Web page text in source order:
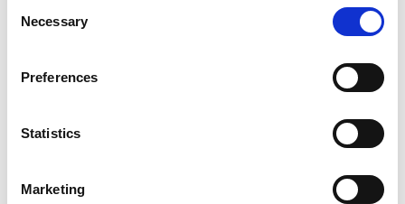
Selection
Necessary
Preferences
Statistics
Marketing
Fachleute aus den Bereichen Life Sciences
für die Verbesserung der klinischen
Lieferkette einsetzen. Mit Präsentationen,